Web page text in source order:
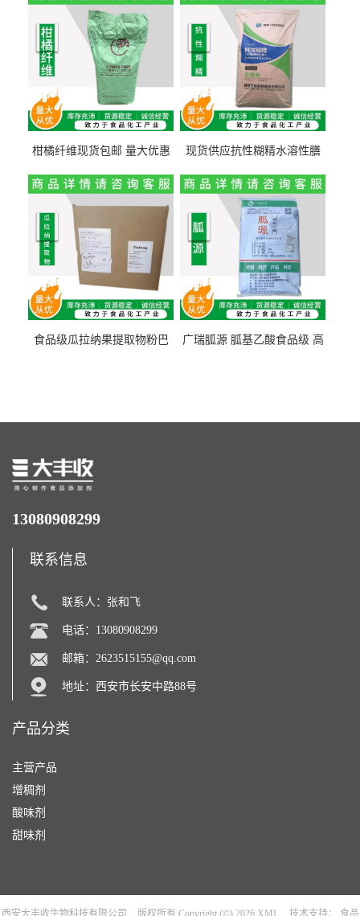
柑橘纤维现货包邮 量大优惠
现货供应抗性糊精水溶性膳
量1kg包邮
食品级瓜拉纳果提取物粉巴
广瑞胍源 胍基乙酸食品级 高
13080908299
联系信息
联系人：张和飞
电话：13080908299
邮箱： 2623515155@qq.com
地址：西安市长安中路88号
产品分类
主营产品
增稠剂
酸味剂
甜味剂
西安大丰收生物科技有限公司 版权所有 Copyright (©) 2026 XML 技术支持： 食品